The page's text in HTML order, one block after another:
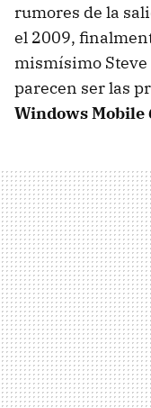
rumores de la
el 2009,
mismísimo Steve
parecen ser las
Windows Mobile